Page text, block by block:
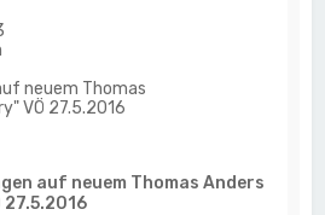
neuem Thomas
VÖ 27.5.2016
auf neuem Thomas Anders